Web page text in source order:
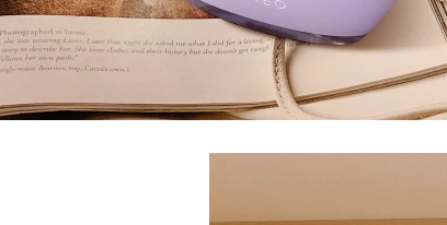
Set
18% PAP gel
set
LED mask
serum
Therapy